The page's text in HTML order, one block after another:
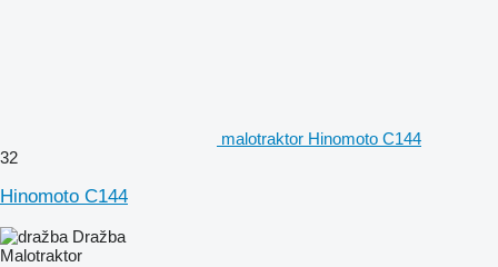
malotraktor Hinomoto C144
32
Hinomoto C144
Dražba
Malotraktor